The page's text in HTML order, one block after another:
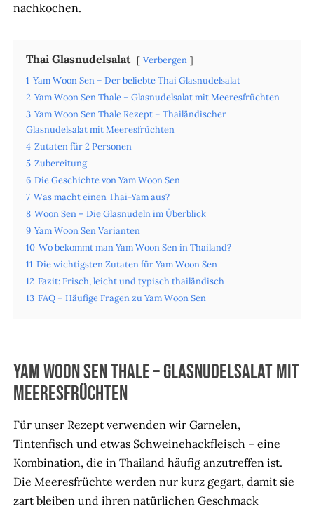
nachkochen.
Thai Glasnudelsalat
Verbergen
1 Yam Woon Sen – Der beliebte Thai Glasnudelsalat
2 Yam Woon Sen Thale – Glasnudelsalat mit Meeresfrüchten
3 Yam Woon Sen Thale Rezept – Thailändischer
Glasnudelsalat mit Meeresfrüchten
4 Zutaten für 2 Personen
5 Zubereitung
6 Die Geschichte von Yam Woon Sen
7 Was macht einen Thai-Yam aus?
8 Woon Sen – Die Glasnudeln im Überblick
9 Yam Woon Sen Varianten
10 Wo bekommt man Yam Woon Sen in Thailand?
11 Die wichtigsten Zutaten für Yam Woon Sen
12 Fazit: Frisch, leicht und typisch thailändisch
13 FAQ – Häufige Fragen zu Yam Woon Sen
Yam Woon Sen Thale – Glasnudelsalat mit
Meeresfrüchten
Für unser Rezept verwenden wir Garnelen,
Tintenfisch und etwas Schweinehackfleisch – eine
Kombination, die in Thailand häufig anzutreffen ist.
Die Meeresfrüchte werden nur kurz gegart, damit sie
zart bleiben und ihren natürlichen Geschmack